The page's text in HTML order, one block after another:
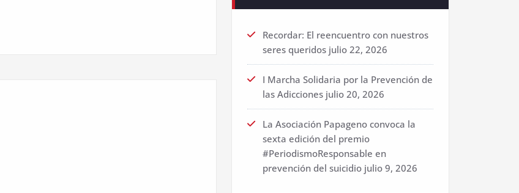
Recordar: El reencuentro con nuestros
seres queridos julio 22, 2026
I Marcha Solidaria por la Prevención de
las Adicciones julio 20, 2026
La Asociación Papageno convoca la
sexta edición del premio
#PeriodismoResponsable en
prevención del suicidio julio 9, 2026